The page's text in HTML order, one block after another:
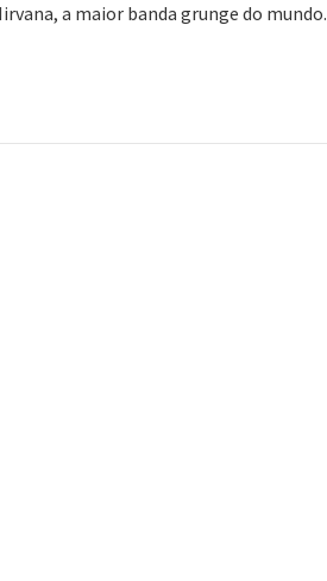
a maior banda grunge do mundo.